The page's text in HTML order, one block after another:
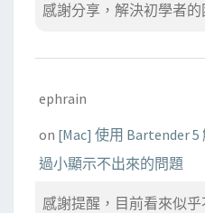
感謝分享，解決初學者的
ephrain
on [Mac] 使用 Bartender
過小顯示不出來的問題
感謝提醒，目前看來似乎